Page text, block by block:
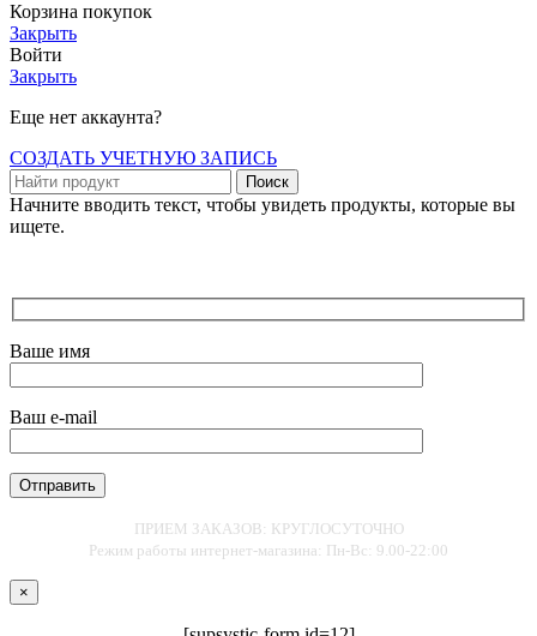
Корзина покупок
Закрыть
Войти
Закрыть
Еще нет аккаунта?
СОЗДАТЬ УЧЕТНУЮ ЗАПИСЬ
Поиск
Начните вводить текст, чтобы увидеть продукты, которые вы
ищете.
Ваше имя
Ваш e-mail
ПРИЕМ ЗАКАЗОВ: КРУГЛОСУТОЧНО
Режим работы интернет-магазина: Пн-Вс: 9.00-22:00
×